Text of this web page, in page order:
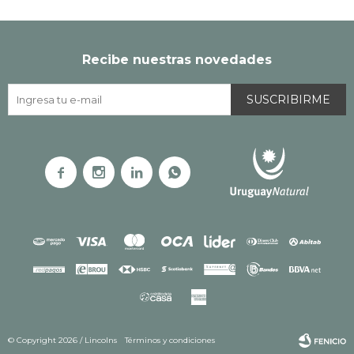
Recibe nuestras novedades
SUSCRIBIRME
   
© Copyright 2026 / Lincolns Términos y condiciones